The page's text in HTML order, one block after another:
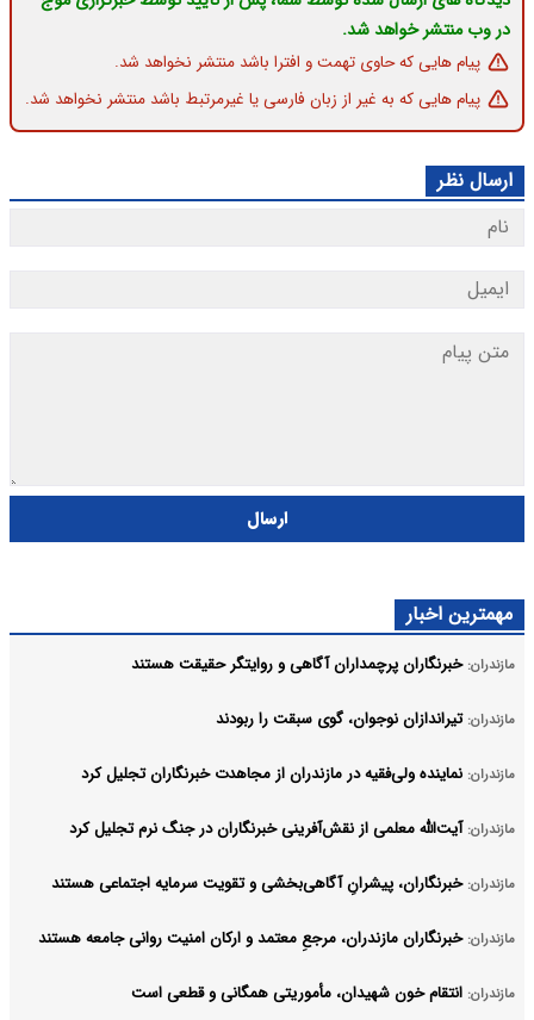
در وب منتشر خواهد شد.
پیام هایی که حاوی تهمت و افترا باشد منتشر نخواهد شد.
پیام هایی که به غیر از زبان فارسی یا غیرمرتبط باشد منتشر نخواهد شد.
ارسال نظر
ارسال
مهمترین اخبار
مازندران: خبرنگاران پرچمداران آگاهی و روایتگر حقیقت هستند
مازندران: تیراندازان نوجوان، گوی سبقت را ربودند
مازندران: نماینده ولی‌فقیه در مازندران از مجاهدت خبرنگاران تجلیل کرد
مازندران: آیت‌الله معلمی از نقش‌آفرینی خبرنگاران در جنگ نرم تجلیل کرد
مازندران: خبرنگاران، پیشرانِ آگاهی‌بخشی و تقویت سرمایه اجتماعی هستند
مازندران: خبرنگاران مازندران، مرجعِ معتمد و ارکان امنیت روانی جامعه هستند
مازندران: انتقام خون شهیدان، مأموریتی همگانی و قطعی است